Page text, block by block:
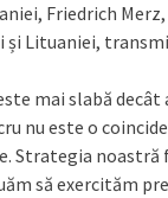
Friedrich
Lituaniei,
mai slabă
nu este o
Strategia noastră
să exercităm